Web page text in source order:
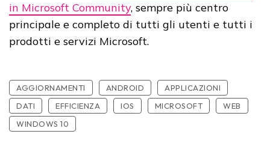
in Microsoft Community, sempre più centro
principale e completo di tutti gli utenti e tutti i
prodotti e servizi Microsoft.
AGGIORNAMENTI ANDROID
APPLICAZIONI
DATI
EFFICIENZA IOS MICROSOFT
WEB
WINDOWS 10